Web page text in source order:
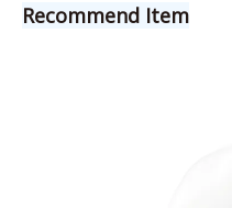
Recommend Item